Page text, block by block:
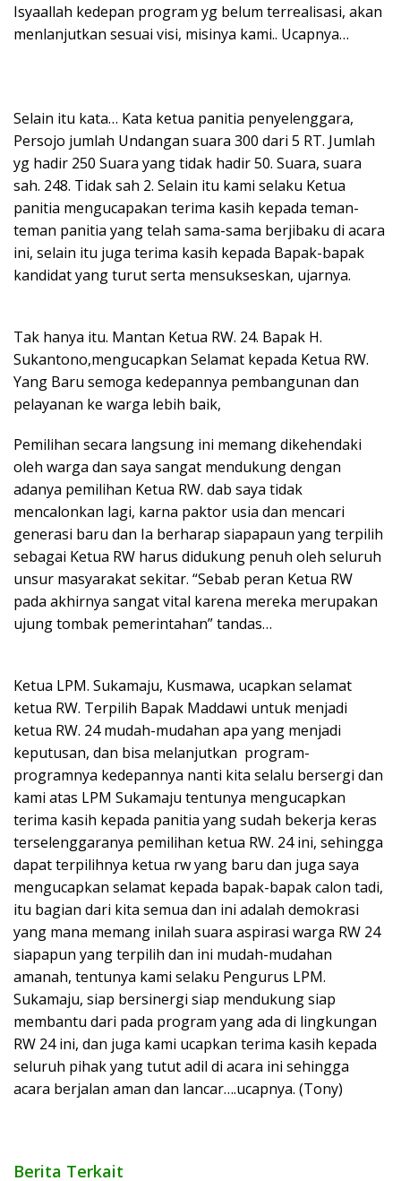
Isyaallah kedepan program yg belum terrealisasi, akan
menlanjutkan sesuai visi, misinya kami.. Ucapnya…
Selain itu kata… Kata ketua panitia penyelenggara,
Persojo jumlah Undangan suara 300 dari 5 RT. Jumlah
yg hadir 250 Suara yang tidak hadir 50. Suara, suara
sah. 248. Tidak sah 2. Selain itu kami selaku Ketua
panitia mengucapakan terima kasih kepada teman-
teman panitia yang telah sama-sama berjibaku di acara
ini, selain itu juga terima kasih kepada Bapak-bapak
kandidat yang turut serta mensukseskan, ujarnya.
Tak hanya itu. Mantan Ketua RW. 24. Bapak H.
Sukantono,mengucapkan Selamat kepada Ketua RW.
Yang Baru semoga kedepannya pembangunan dan
pelayanan ke warga lebih baik,
Pemilihan secara langsung ini memang dikehendaki
oleh warga dan saya sangat mendukung dengan
adanya pemilihan Ketua RW. dab saya tidak
mencalonkan lagi, karna paktor usia dan mencari
generasi baru dan Ia berharap siapapaun yang terpilih
sebagai Ketua RW harus didukung penuh oleh seluruh
unsur masyarakat sekitar. “Sebab peran Ketua RW
pada akhirnya sangat vital karena mereka merupakan
ujung tombak pemerintahan” tandas…
Ketua LPM. Sukamaju, Kusmawa, ucapkan selamat
ketua RW. Terpilih Bapak Maddawi untuk menjadi
ketua RW. 24 mudah-mudahan apa yang menjadi
keputusan, dan bisa melanjutkan program-
programnya kedepannya nanti kita selalu bersergi dan
kami atas LPM Sukamaju tentunya mengucapkan
terima kasih kepada panitia yang sudah bekerja keras
terselenggaranya pemilihan ketua RW. 24 ini, sehingga
dapat terpilihnya ketua rw yang baru dan juga saya
mengucapkan selamat kepada bapak-bapak calon tadi,
itu bagian dari kita semua dan ini adalah demokrasi
yang mana memang inilah suara aspirasi warga RW 24
siapapun yang terpilih dan ini mudah-mudahan
amanah, tentunya kami selaku Pengurus LPM.
Sukamaju, siap bersinergi siap mendukung siap
membantu dari pada program yang ada di lingkungan
RW 24 ini, dan juga kami ucapkan terima kasih kepada
seluruh pihak yang tutut adil di acara ini sehingga
acara berjalan aman dan lancar….ucapnya. (Tony)
Berita Terkait